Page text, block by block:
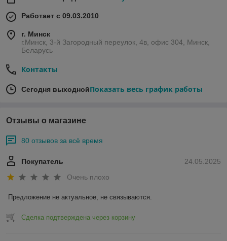
Работает с 09.03.2010
г. Минск
г.Минск, 3-й Загородный переулок, 4в, офис 304, Минск,
Беларусь
Контакты
Сегодня выходнойПоказать весь график работы
Отзывы о магазине
80 отзывов за всё время
24.05.2025
Покупатель
Очень плохо
Предложение не актуальное, не связываются.
Сделка подтверждена через корзину